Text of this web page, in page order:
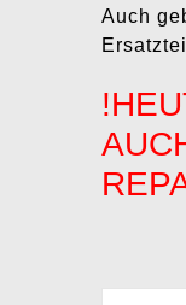
Auch